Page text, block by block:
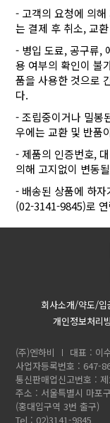
- 고객의 요청에 의
는 결제 후 취소, 교
- 병입 도료, 공구류,
용 여부의 확인이 불
품을 사용한 것으로
다.
- 조립중이거나 밀봉
우에는 교환 및 반품
- 제품의 인증번호,
의해 고지없이 변동
- 배송된 상품에 하
(02-3141-9845)로
회사소개/약도/입
개인정보처리
(주)엔하비
대표 : 이
사업자등록번호 : 647-
통신판매업신고번호 :
주소 : 서울특별시 마포
(홍대입구역 3번 출구)
Tel : 02)3141-9845